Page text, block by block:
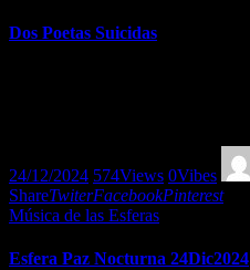
Dos Poetas Suicidas
24/12/2024 574Views 0Vibes
ShareTwiterFacebookPinterest
Música de las Esferas
Esfera Paz Nocturna 24Dic2024